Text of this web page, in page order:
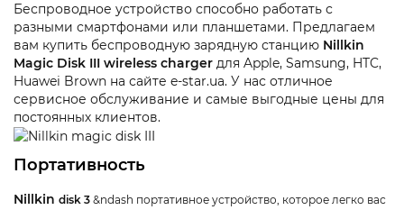
Беспроводное устройство способно работать с
разными смартфонами или планшетами. Предлагаем
вам купить беспроводную зарядную станцию Nillkin
Magic Disk III wireless charger для Apple, Samsung, HTC,
Huawei Brown на сайте e-star.ua. У нас отличное
сервисное обслуживание и самые выгодные цены для
постоянных клиентов.
Портативность
Nillkin disk 3 &ndash портативное устройство, которое легко вас